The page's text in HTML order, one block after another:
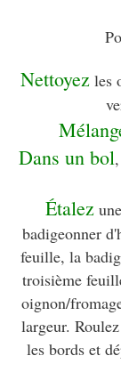
Nettoyezles
Dans un bol
Étalez
badigeonner
feuille, la
troisième
oignon/
largeur.
les bords et